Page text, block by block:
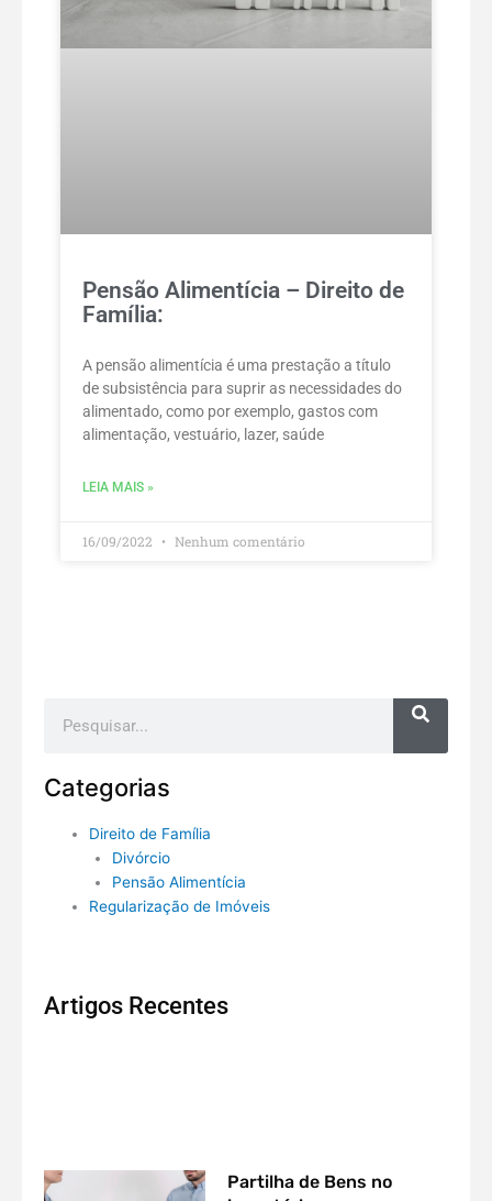
Pensão Alimentícia – Direito de
Família:
A pensão alimentícia é uma prestação a título
de subsistência para suprir as necessidades do
alimentado, como por exemplo, gastos com
alimentação, vestuário, lazer, saúde
LEIA MAIS »
16/09/2022 Nenhum comentário
Categorias
Direito de Família
Divórcio
Pensão Alimentícia
Regularização de Imóveis
Artigos Recentes
Partilha de Bens no